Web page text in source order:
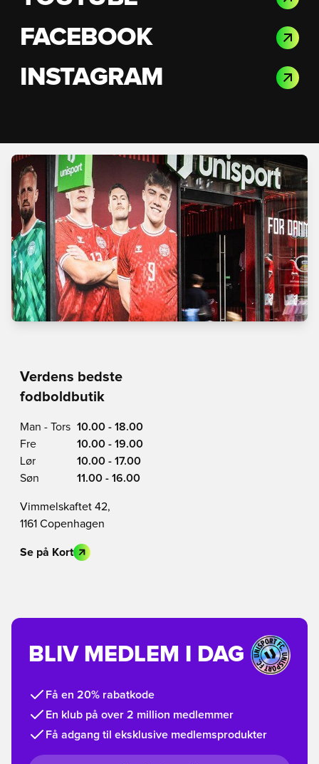
FACEBOOK
INSTAGRAM
Verdens bedste
fodboldbutik
Man - Tors 10.00 - 18.00
Fre
10.00 - 19.00
Lør
10.00 - 17.00
Søn
11.00 - 16.00
Vimmelskaftet 42,
1161 Copenhagen
Se på Kort
BLIV MEDLEM I DAG
Få en 20% rabatkode
En klub på over 2 million medlemmer
Få adgang til eksklusive medlemsprodukter